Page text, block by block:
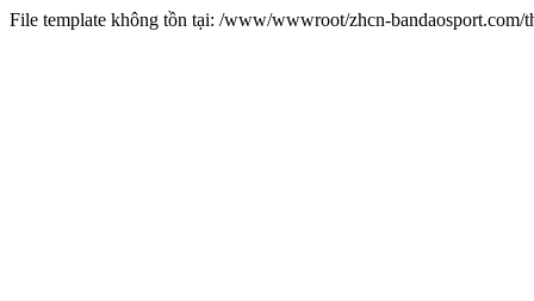
File template không tồn tại: /www/wwwroot/zhcn-bandaosport.com/